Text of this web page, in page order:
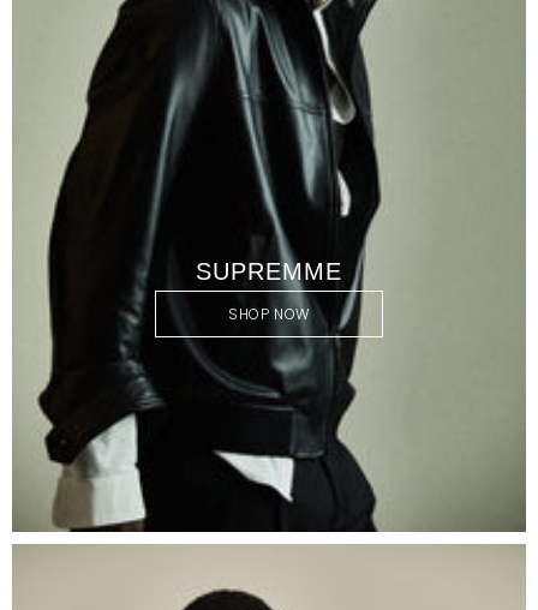
SUPREMME
SHOP NOW